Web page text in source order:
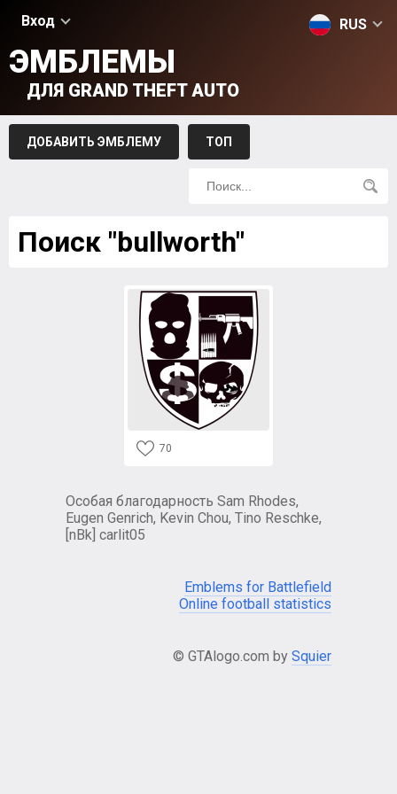
Вход RUS
ЭМБЛЕМЫ
ДЛЯ GRAND THEFT AUTO
ДОБАВИТЬ ЭМБЛЕМУ ТОП
Поиск "bullworth"
70
Особая благодарность Sam Rhodes,
Eugen Genrich, Kevin Chou, Tino Reschke,
[nBk] carlit05
Emblems for Battlefield
Online football statistics
© GTAlogo.com by Squier